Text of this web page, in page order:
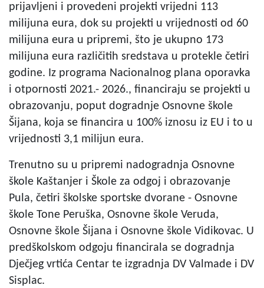
prijavljeni i provedeni projekti vrijedni 113
milijuna eura, dok su projekti u vrijednosti od 60
milijuna eura u pripremi, što je ukupno 173
milijuna eura različitih sredstava u protekle četiri
godine. Iz programa Nacionalnog plana oporavka
i otpornosti 2021.- 2026., financiraju se projekti u
obrazovanju, poput dogradnje Osnovne škole
Šijana, koja se financira u 100% iznosu iz EU i to u
vrijednosti 3,1 milijun eura.
Trenutno su u pripremi nadogradnja Osnovne
škole Kaštanjer i Škole za odgoj i obrazovanje
Pula, četiri školske sportske dvorane - Osnovne
škole Tone Peruška, Osnovne škole Veruda,
Osnovne škole Šijana i Osnovne škole Vidikovac. U
predškolskom odgoju financirala se dogradnja
Dječjeg vrtića Centar te izgradnja DV Valmade i DV
Sisplac.